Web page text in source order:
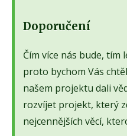
Doporučení
Čím více nás bude, tím
proto bychom Vás
našem projektu dali
rozvíjet projekt, který
nejcennějších věcí,